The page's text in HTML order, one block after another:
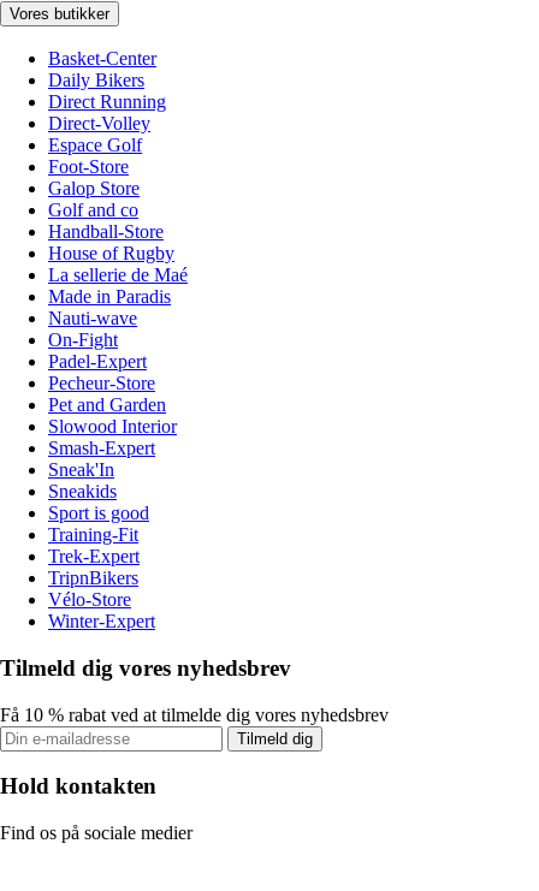
Vores butikker
Basket-Center
Daily Bikers
Direct Running
Direct-Volley
Espace Golf
Foot-Store
Galop Store
Golf and co
Handball-Store
House of Rugby
La sellerie de Maé
Made in Paradis
Nauti-wave
On-Fight
Padel-Expert
Pecheur-Store
Pet and Garden
Slowood Interior
Smash-Expert
Sneak'In
Sneakids
Sport is good
Training-Fit
Trek-Expert
TripnBikers
Vélo-Store
Winter-Expert
Tilmeld dig vores nyhedsbrev
Få 10 % rabat ved at tilmelde dig vores nyhedsbrev
Tilmeld dig
Hold kontakten
Find os på sociale medier